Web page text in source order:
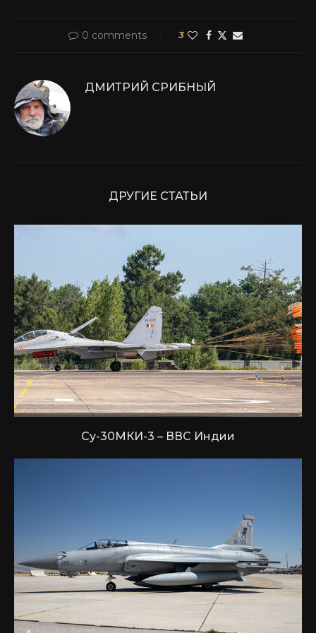
0 comments 3
ДМИТРИЙ СРИБНЫЙ
ДРУГИЕ СТАТЬИ
Су-30МКИ-3 – ВВС Индии